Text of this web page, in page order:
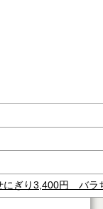
ぎり3,400円 バラ